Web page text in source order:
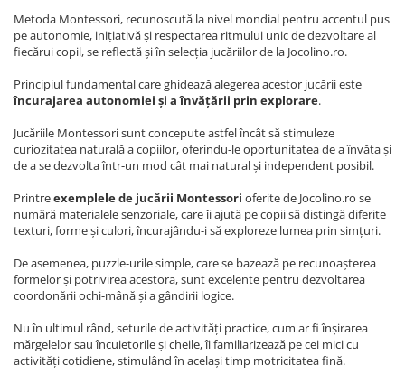
Metoda Montessori, recunoscută la nivel mondial pentru accentul pus
pe autonomie, inițiativă și respectarea ritmului unic de dezvoltare al
fiecărui copil, se reflectă și în selecția jucăriilor de la Jocolino.ro.
Principiul fundamental care ghidează alegerea acestor jucării este
încurajarea autonomiei și a învățării prin explorare.
Jucăriile Montessori sunt concepute astfel încât să stimuleze
curiozitatea naturală a copiilor, oferindu-le oportunitatea de a învăța și
de a se dezvolta într-un mod cât mai natural și independent posibil.
Printreexemplele de jucării Montessori oferite de Jocolino.ro se
numără materialele senzoriale, care îi ajută pe copii să distingă diferite
texturi, forme și culori, încurajându-i să exploreze lumea prin simțuri.
De asemenea, puzzle-urile simple, care se bazează pe recunoașterea
formelor și potrivirea acestora, sunt excelente pentru dezvoltarea
coordonării ochi-mână și a gândirii logice.
Nu în ultimul rând, seturile de activități practice, cum ar fi înșirarea
mărgelelor sau încuietorile și cheile, îi familiarizează pe cei mici cu
activități cotidiene, stimulând în același timp motricitatea fină.